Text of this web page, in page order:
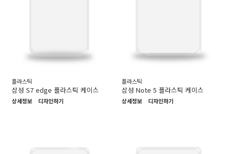
플라스틱
삼성 S7 edge 플라스틱 케이스
상세정보 디자인하기
플라스틱
삼성 Note 5 플라스틱 케이스
상세정보 디자인하기